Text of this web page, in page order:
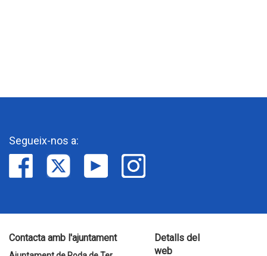
Segueix-nos a:
Contacta amb l'ajuntament
Detalls del
web